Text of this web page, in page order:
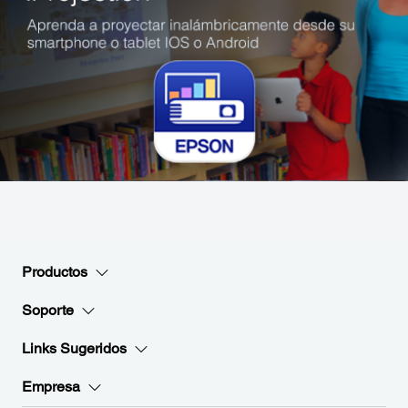
Productos
Soporte
Links Sugeridos
Empresa